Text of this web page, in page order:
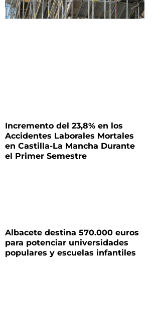
Incremento del 23,8% en los
Accidentes Laborales Mortales
en Castilla-La Mancha Durante
el Primer Semestre
Albacete destina 570.000 euros
para potenciar universidades
populares y escuelas infantiles